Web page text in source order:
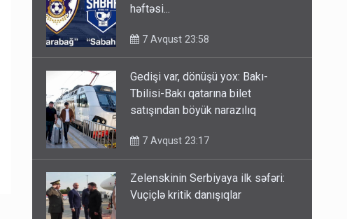
Məhərrəmovun oğludur - DOSYE
Media və Yayım Şurasına əlavə
hüquq və vəzifələr verilib
həftəsi...
7 Avqust 23:58
Gedişi var, dönüşü yox: Bakı-
Tbilisi-Bakı qatarına bilet
satışından böyük narazılıq
7 Avqust 23:17
Zelenskinin Serbiyaya ilk səfəri:
Vuçiçlə kritik danışıqlar